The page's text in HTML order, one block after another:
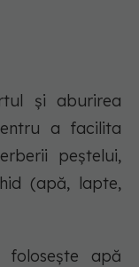
și aburirea
a facilita
peștelui,
(apă, lapte,
apă